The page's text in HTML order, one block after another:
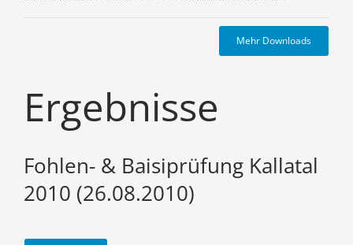
Mehr Downloads
Ergebnisse
Fohlen- & Baisiprüfung Kallatal
2010 (26.08.2010)